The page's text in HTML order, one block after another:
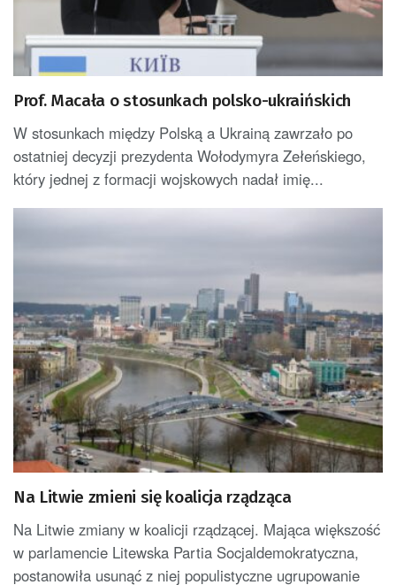
Prof. Macała o stosunkach polsko-ukraińskich
W stosunkach między Polską a Ukrainą zawrzało po
ostatniej decyzji prezydenta Wołodymyra Zełeńskiego,
który jednej z formacji wojskowych nadał imię...
Na Litwie zmieni się koalicja rządząca
Na Litwie zmiany w koalicji rządzącej. Mająca większość
w parlamencie Litewska Partia Socjaldemokratyczna,
postanowiła usunąć z niej populistyczne ugrupowanie